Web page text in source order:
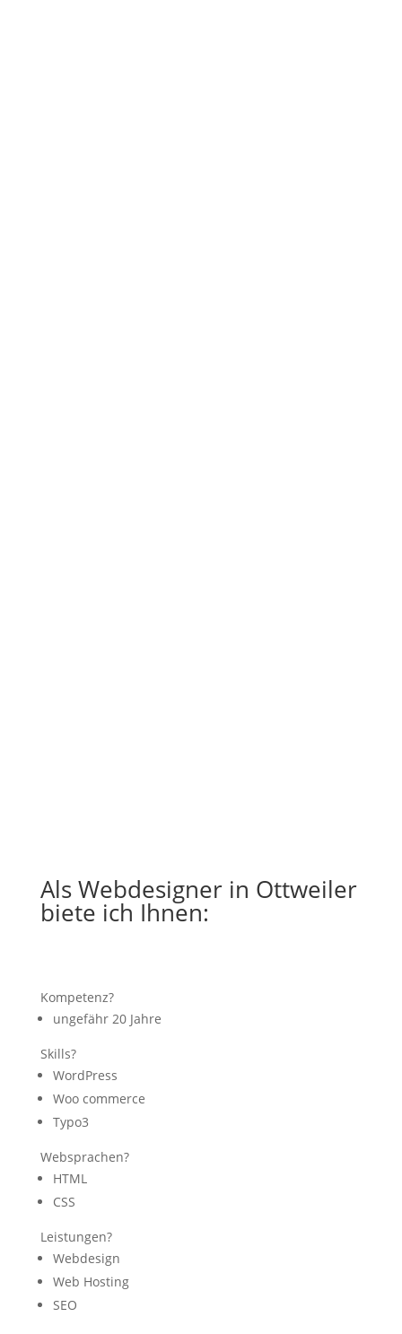
Als Webdesigner in Ottweiler
biete ich Ihnen:
Kompetenz?
ungefähr 20 Jahre
Skills?
WordPress
Woo commerce
Typo3
Websprachen?
HTML
CSS
Leistungen?
Webdesign
Web Hosting
SEO